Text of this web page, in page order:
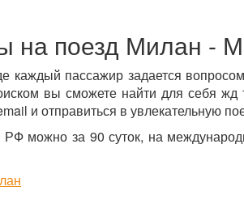
на поезд Милан -
каждый пассажир задается
вы сможете найти для себя
и отправиться в увлекательную
можно за 90 суток, на